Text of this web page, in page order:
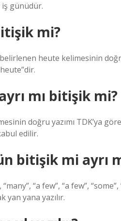
iş günüdür.
mi?
heute kelimesinin
mı bitişik mi?
doğru yazımı TDK’ya
edilir.
bitişik mi ayrı
“many”, “a few”, “a few”,
yan yana yazılır.